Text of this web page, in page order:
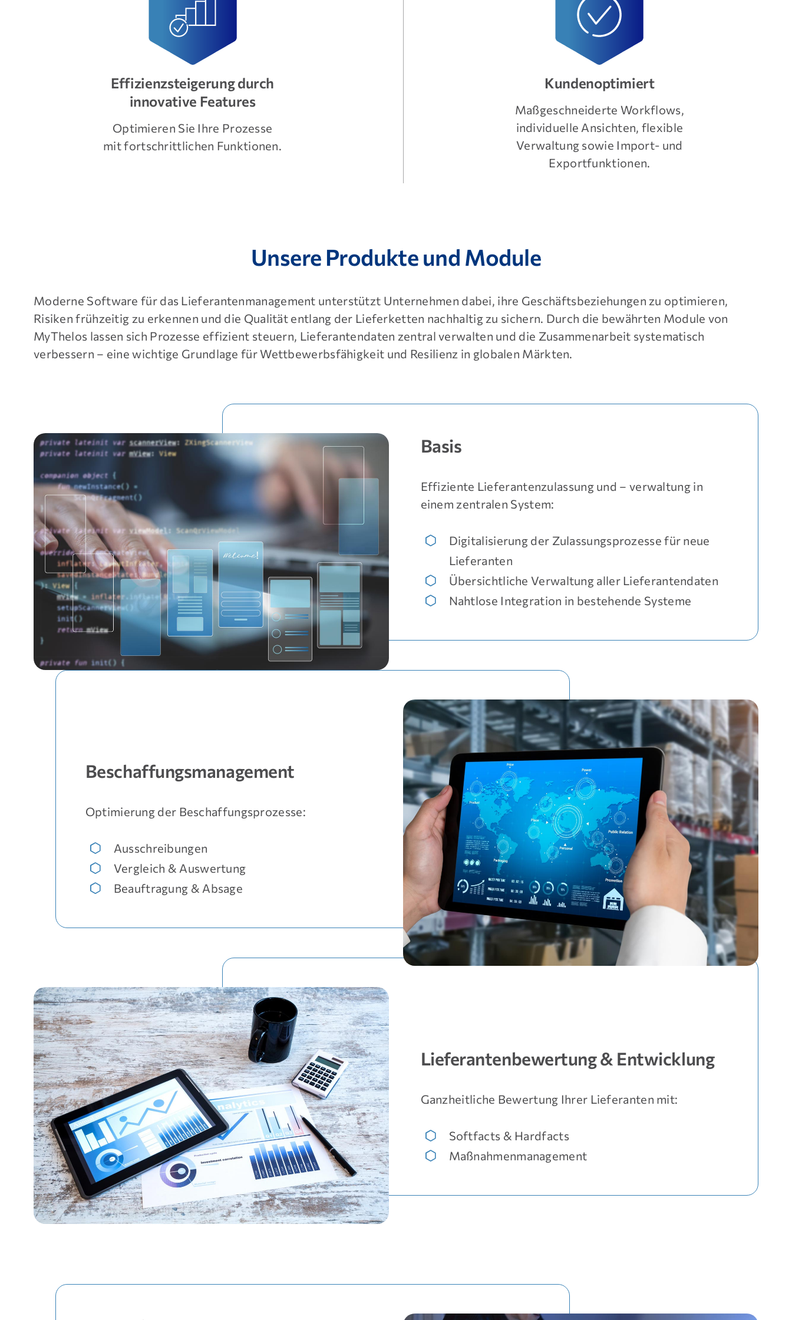
Effizienzsteigerung durch
innovative Features
Optimieren Sie Ihre Prozesse
mit fortschrittlichen Funktionen.
Kundenoptimiert
Maßgeschneiderte Workflows,
individuelle Ansichten, flexible
Verwaltung sowie Import- und
Exportfunktionen.
Unsere Produkte und Module
Moderne Software für das Lieferantenmanagement unterstützt Unternehmen dabei, ihre Geschäftsbeziehungen zu optimieren,
Risiken frühzeitig zu erkennen und die Qualität entlang der Lieferketten nachhaltig zu sichern. Durch die bewährten Module von
MyThelos lassen sich Prozesse effizient steuern, Lieferantendaten zentral verwalten und die Zusammenarbeit systematisch
verbessern – eine wichtige Grundlage für Wettbewerbsfähigkeit und Resilienz in globalen Märkten.
Basis
Effiziente Lieferantenzulassung und – verwaltung in
einem zentralen System:
Digitalisierung der Zulassungsprozesse für neue
Lieferanten
Übersichtliche Verwaltung aller Lieferantendaten
Nahtlose Integration in bestehende Systeme
Beschaffungsmanagement
Optimierung der Beschaffungsprozesse:
Ausschreibungen
Vergleich & Auswertung
Beauftragung & Absage
Lieferantenbewertung & Entwicklung
Ganzheitliche Bewertung Ihrer Lieferanten mit:
Softfacts & Hardfacts
Maßnahmenmanagement